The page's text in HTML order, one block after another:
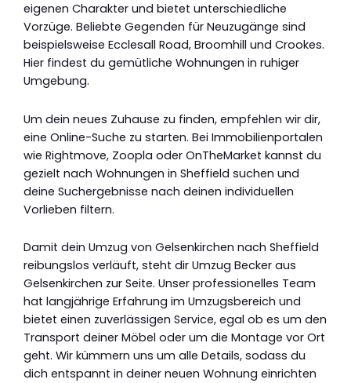
eigenen Charakter und bietet unterschiedliche
Vorzüge. Beliebte Gegenden für Neuzugänge sind
beispielsweise Ecclesall Road, Broomhill und Crookes.
Hier findest du gemütliche Wohnungen in ruhiger
Umgebung.
Um dein neues Zuhause zu finden, empfehlen wir dir,
eine Online-Suche zu starten. Bei Immobilienportalen
wie Rightmove, Zoopla oder OnTheMarket kannst du
gezielt nach Wohnungen in Sheffield suchen und
deine Suchergebnisse nach deinen individuellen
Vorlieben filtern.
Damit dein Umzug von Gelsenkirchen nach Sheffield
reibungslos verläuft, steht dir Umzug Becker aus
Gelsenkirchen zur Seite. Unser professionelles Team
hat langjährige Erfahrung im Umzugsbereich und
bietet einen zuverlässigen Service, egal ob es um den
Transport deiner Möbel oder um die Montage vor Ort
geht. Wir kümmern uns um alle Details, sodass du
dich entspannt in deiner neuen Wohnung einrichten